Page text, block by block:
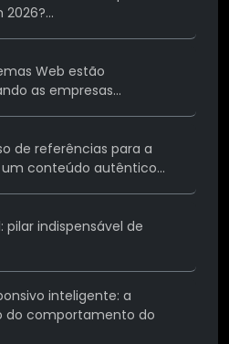
Web estão
as empresas...
de referências para a
conteúdo autêntico...
pilar indispensável de
inteligente: a
do comportamento do